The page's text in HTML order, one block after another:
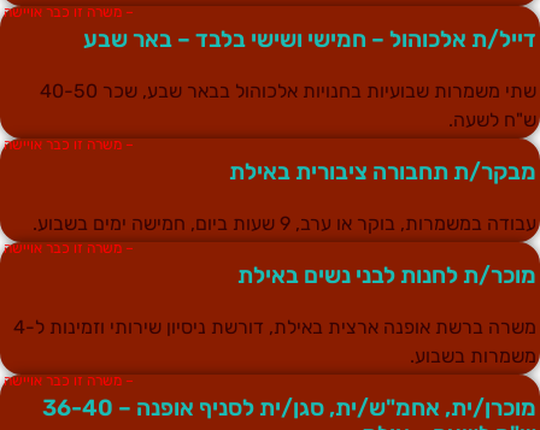
– משרה זו כבר אויישה
ת אלכוהול – חמישי ושישי בלבד – באר שבע
שתי משמרות שבועיות בחנויות אלכוהול בבאר שבע, שכר 40-50
לשעה.
– משרה זו כבר אויישה
ת תחבורה ציבורית באילת
במשמרות, בוקר או ערב, 9 שעות ביום, חמישה ימים בשבוע.
– משרה זו כבר אויישה
ת לחנות לבני נשים באילת
משרה ברשת אופנה ארצית באילת, דורשת ניסיון שירותי וזמינות ל-4
בשבוע.
– משרה זו כבר אויישה
מוכרן/ית, אחמ"ש/ית, סגן/ית לסניף אופנה – 36-40